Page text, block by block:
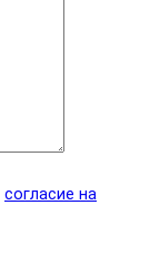
согласие на